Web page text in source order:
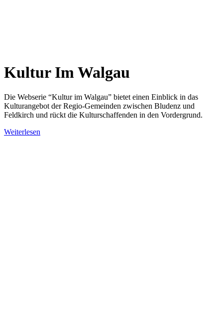
Kultur Im Walgau
Die Webserie “Kultur im Walgau” bietet einen Einblick in das
Kulturangebot der Regio-Gemeinden zwischen Bludenz und
Feldkirch und rückt die Kulturschaffenden in den Vordergrund.
Weiterlesen